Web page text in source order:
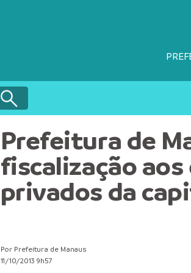
Prefeitura de
fiscalização
privados da
Por Prefeitura de Manaus
11/10/2013 9h57